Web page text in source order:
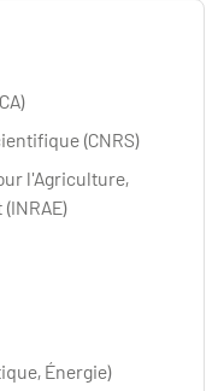
(CNRS)
l'Agriculture,
Énergie)